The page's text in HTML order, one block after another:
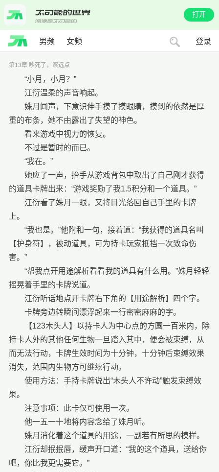
打开
男频 女频 登录
第13章 吵死了，滚远点
“小月，小月？”
江衍温柔的声音响起。
姝月闻声，下意识伸手摸了摸眼睛，摸到的依然是厚
重的布条，她不由露出了失望的神色。
看来游戏中视力的恢复。
不过是暂时的而已。
“我在。”
她应了一声，抬手从游戏背包中取出了自己刚才获得
的道具卡牌出来：“游戏奖励了我1.5积分和一个道具。”
江衍看了姝月一眼，又将目光落回自己手里的卡牌
上。
“我也是。”他附和一句，接着道：“我获得的道具名叫
【护身符】，被动道具，可为持卡玩家抵挡一次致命伤
害。”
“帮我点开用途解析看看我的道具有什么用。”姝月轻轻
摇晃着手里的卡牌说道。
江衍听话地点开卡牌右下角的【用途解析】四个字。
卡牌旁边转瞬间漂浮起来一行密密麻麻的字。
【123木头人】以持卡人为中心点的方圆一百米内，除
持卡人外的其他任何生物一旦踏入其中，便会被束缚，从
而无法行动，卡牌生效时间为十分钟，十分钟后束缚效果
消失，范围内生物方可继续行动。
使用方法：手持卡牌说出“木头人不许动”触发束缚效
果。
注意事项：此卡仅可使用一次。
他一五一十地将内容念给了姝月听。
姝月消化着这个道具的用途，一副若有所思的模样。
江衍却抿抿唇，缓声开口道：“我的这个道具，送给你
吧，你比我更需要它。”